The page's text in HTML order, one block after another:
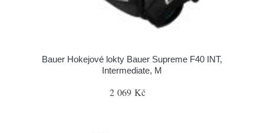
Bauer Hokejové lokty Bauer Supreme F40 INT,
Intermediate, M
2 069 Kč